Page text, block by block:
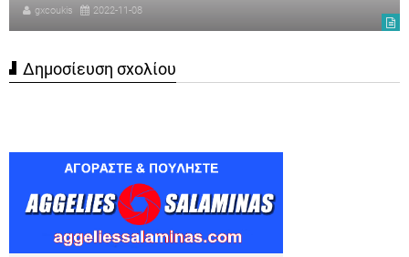
gxcoukis 2022-11-08
Δημοσίευση σχολίου